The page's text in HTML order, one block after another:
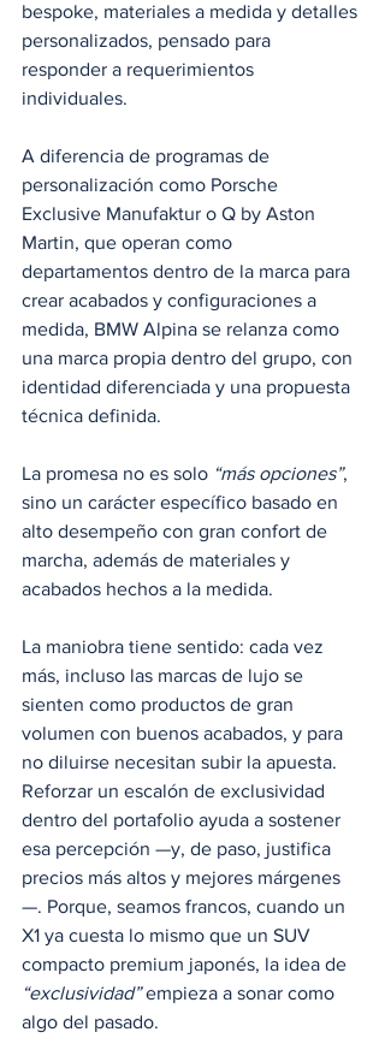
bespoke, materiales a medida y detalles
personalizados, pensado para
responder a requerimientos
individuales.
A diferencia de programas de
personalización como Porsche
Exclusive Manufaktur o Q by Aston
Martin, que operan como
departamentos dentro de la marca para
crear acabados y configuraciones a
medida, BMW Alpina se relanza como
una marca propia dentro del grupo, con
identidad diferenciada y una propuesta
técnica definida.
La promesa no es solo “más opciones”,
sino un carácter específico basado en
alto desempeño con gran confort de
marcha, además de materiales y
acabados hechos a la medida.
La maniobra tiene sentido: cada vez
más, incluso las marcas de lujo se
sienten como productos de gran
volumen con buenos acabados, y para
no diluirse necesitan subir la apuesta.
Reforzar un escalón de exclusividad
dentro del portafolio ayuda a sostener
esa percepción —y, de paso, justifica
precios más altos y mejores márgenes
—. Porque, seamos francos, cuando un
X1 ya cuesta lo mismo que un SUV
compacto premium japonés, la idea de
“exclusividad” empieza a sonar como
algo del pasado.